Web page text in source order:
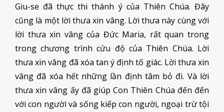
Giu-se đã thực thi thánh ý của Thiên Chúa. Đây
cũng là một lời thưa xin vâng. Lời thưa này cùng với
lời thưa xin vâng của Đức Maria, rất quan trong
trong chương trình cứu độ của Thiên Chúa. Lời
thưa xin vâng đã xóa tan ý định tố giác. Lời thưa xin
vâng đã xóa hết những lần định tâm bỏ đi. Và lời
thưa xin vâng ấy đã giúp Con Thiên Chúa đến đến
với con người và sống kiếp con người, ngoại trừ tội